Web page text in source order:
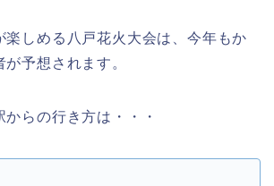
楽しめる八戸花火大会は、今年もか
予想されます。
らの行き方は・・・